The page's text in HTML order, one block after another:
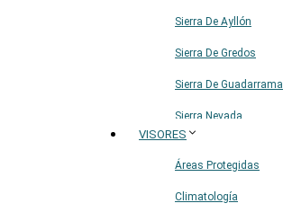
Sierra De Ayllón
Sierra De Gredos
Sierra De Guadarrama
Sierra Nevada
VISORES
Áreas Protegidas
Climatología